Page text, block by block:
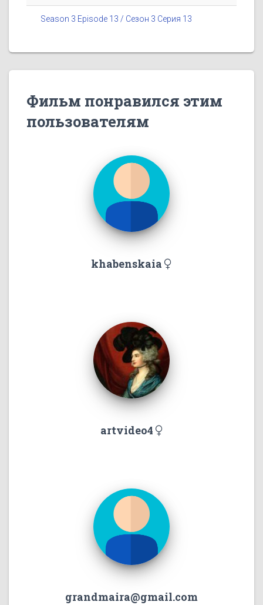
Season 3 Episode 13 / Сезон 3 Серия 13
Фильм понравился этим
пользователям
khabenskaia
artvideo4
grandmaira@gmail.com